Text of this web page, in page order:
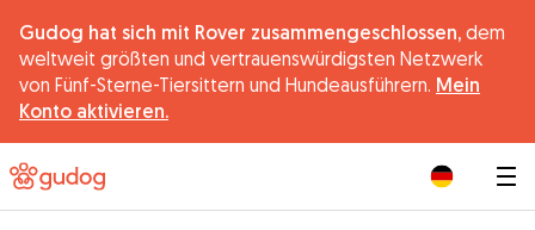
Gudog hat sich mit Rover zusammengeschlossen, dem
weltweit größten und vertrauenswürdigsten Netzwerk
von Fünf-Sterne-Tiersittern und Hundeausführern. Mein
Konto aktivieren.